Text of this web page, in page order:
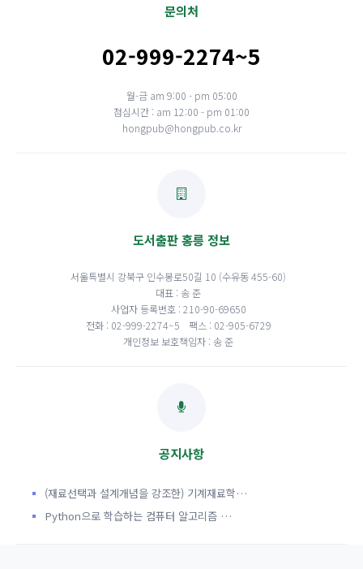
문의처
02-999-2274~5
월-금 am 9:00 - pm 05:00
점심시간 : am 12:00 - pm 01:00
hongpub@hongpub.co.kr
도서출판 홍릉 정보
서울특별시 강북구 인수봉로50길 10 (수유동 455-60)
대표 : 송 준
사업자 등록번호 : 210-90-69650
전화 : 02-999-2274~5
팩스 : 02-905-6729
개인정보 보호책임자 : 송 준
공지사항
(재료선택과 설계개념을 강조한) 기계재료학…
Python으로 학습하는 컴퓨터 알고리즘 …